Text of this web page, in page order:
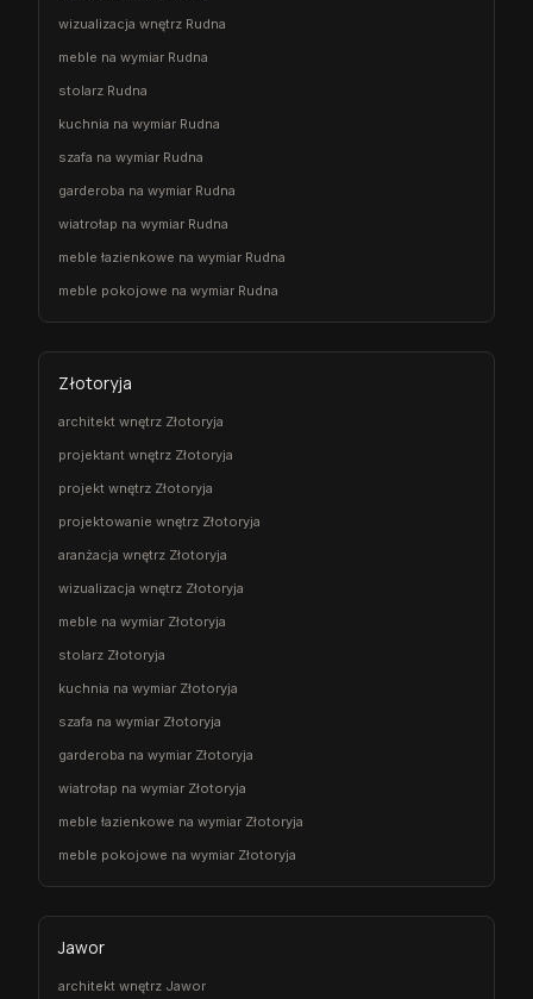
wizualizacja wnętrz Rudna
meble na wymiar Rudna
stolarz Rudna
kuchnia na wymiar Rudna
szafa na wymiar Rudna
garderoba na wymiar Rudna
wiatrołap na wymiar Rudna
meble łazienkowe na wymiar Rudna
meble pokojowe na wymiar Rudna
Złotoryja
architekt wnętrz Złotoryja
projektant wnętrz Złotoryja
projekt wnętrz Złotoryja
projektowanie wnętrz Złotoryja
aranżacja wnętrz Złotoryja
wizualizacja wnętrz Złotoryja
meble na wymiar Złotoryja
stolarz Złotoryja
kuchnia na wymiar Złotoryja
szafa na wymiar Złotoryja
garderoba na wymiar Złotoryja
wiatrołap na wymiar Złotoryja
meble łazienkowe na wymiar Złotoryja
meble pokojowe na wymiar Złotoryja
Jawor
architekt wnętrz Jawor